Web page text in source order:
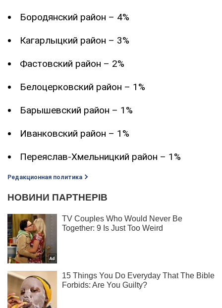
Бородянский район – 4%
Кагарлыцкий район – 3%
Фастовский район – 2%
Белоцерковский район – 1%
Барышевский район – 1%
Иванковский район – 1%
Переяслав-Хмельницкий район – 1%
Редакционная политика